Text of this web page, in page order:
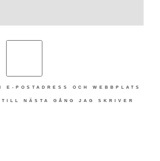
POSTADRESS OCH WEBBPLATS
NÄSTA GÅNG JAG SKRIVER